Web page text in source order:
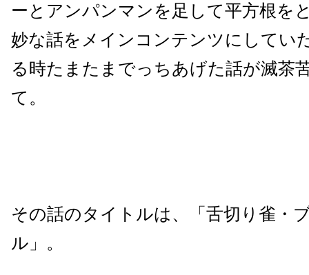
ーとアンパンマンを足して平方根を
妙な話をメインコンテンツにしてい
る時たまたまでっちあげた話が滅茶
て。
その話のタイトルは、「舌切り雀・
ル」。